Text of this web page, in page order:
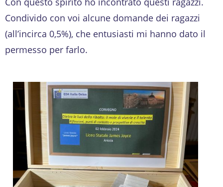
Condivido con voi alcune domande dei ragazzi
(all’incirca 0,5%), che entusiasti mi hanno dato il
permesso per farlo.